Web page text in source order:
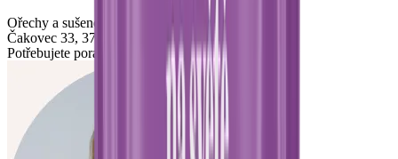
Ořechy a sušené plody s.r.o.
Čakovec 33, 373 84 Čakov, ČR
Potřebujete poradit?